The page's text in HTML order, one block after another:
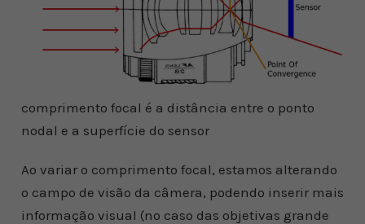
comprimento focal é a distância entre o ponto
nodal e a superfície do sensor
Ao variar o comprimento focal, estamos alterando
o campo de visão da câmera, podendo inserir mais
informação visual (no caso das objetivas grande